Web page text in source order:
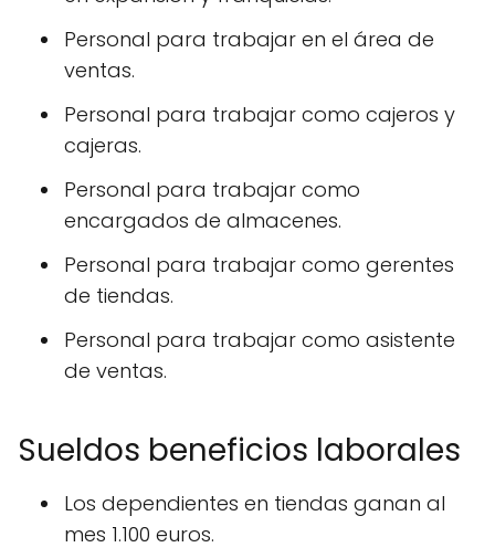
Personal para trabajar en el área de
ventas.
Personal para trabajar como cajeros y
cajeras.
Personal para trabajar como
encargados de almacenes.
Personal para trabajar como gerentes
de tiendas.
Personal para trabajar como asistente
de ventas.
Sueldos beneficios laborales
Los dependientes en tiendas ganan al
mes 1.100 euros.